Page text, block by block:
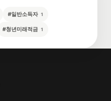
#일반소득자 1
#청년미래적금 1